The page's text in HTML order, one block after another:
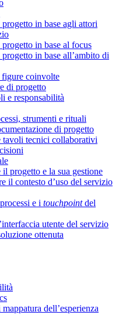
in base agli attori
in base al focus
in base all’ambito di
figure coinvolte
di progetto
e responsabilità
strumenti e rituali
di progetto
tavoli tecnici collaborativi
progetto e la sua gestione
il contesto d’uso del servizio
e i touchpointdel
utente del servizio
ottenuta
dell’esperienza